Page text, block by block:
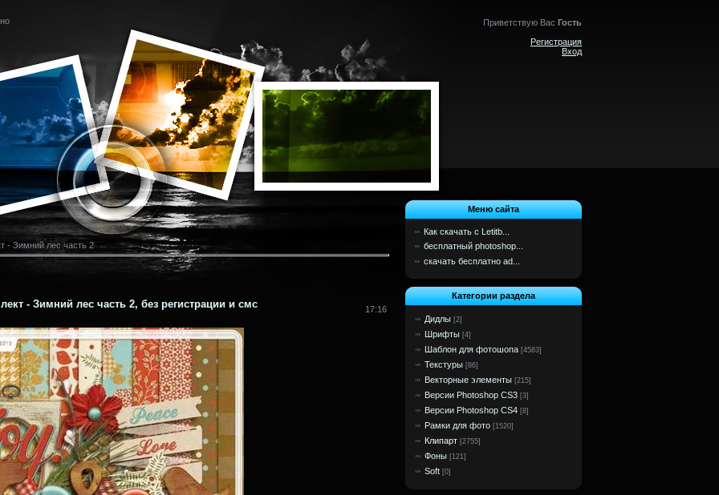
Приветствую Вас Гость
Регистрация
Вход
- Зимний лес часть 2
- Зимний лес часть 2, без регистрации и смс 17:16
Меню сайта
Как скачать с Letitb...
бесплатный photoshop...
скачать бесплатно ad...
Категории раздела
Дидлы [2]
Шрифты [4]
Шаблон для фотошопа [4583]
Текстуры [86]
Векторные элементы [215]
Версии Photoshop CS3 [3]
Версии Photoshop CS4 [8]
Рамки для фото [1520]
Клипарт [2755]
Фоны [121]
Soft [0]